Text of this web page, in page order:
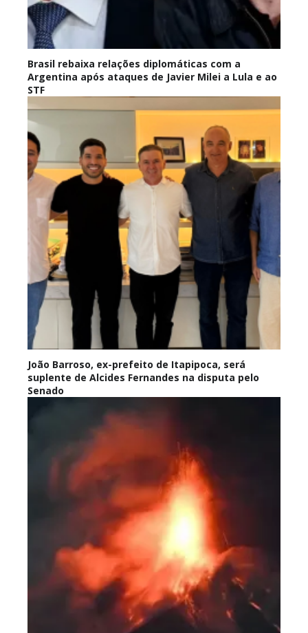
Brasil rebaixa relações diplomáticas com a
Argentina após ataques de Javier Milei a Lula e ao
STF
João Barroso, ex-prefeito de Itapipoca, será
suplente de Alcides Fernandes na disputa pelo
Senado